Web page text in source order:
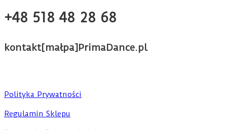
+48 518 48 28 68
kontakt[małpa]PrimaDance.pl
Polityka Prywatności
Regulamin Sklepu